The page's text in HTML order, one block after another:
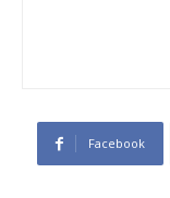
Facebook